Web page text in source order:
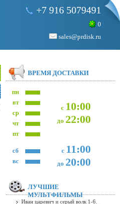
+7 916 5079491
0
sales@prdisk.ru
ВРЕМЯ ДОСТАВКИ
пн
с 10:00
до 22:00
вт
ср
чт
пт
с 11:00
до 20:00
сб
вс
ЛУЧШИЕ
МУЛЬТФИЛЬМЫ
Иван царевич и серый волк 1-6.